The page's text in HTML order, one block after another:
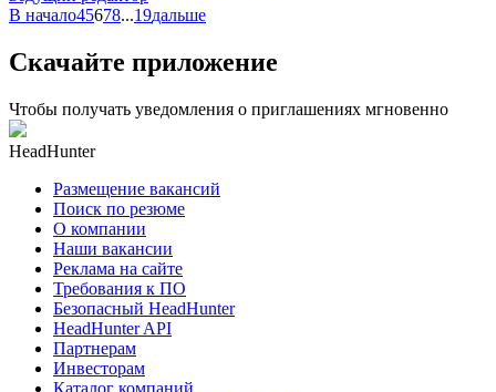
В начало45678...19дальше
Скачайте приложение
Чтобы получать уведомления о приглашениях мгновенно
HeadHunter
Размещение вакансий
Поиск по резюме
О компании
Наши вакансии
Реклама на сайте
Требования к ПО
Безопасный HeadHunter
HeadHunter API
Партнерам
Инвесторам
Каталог компаний